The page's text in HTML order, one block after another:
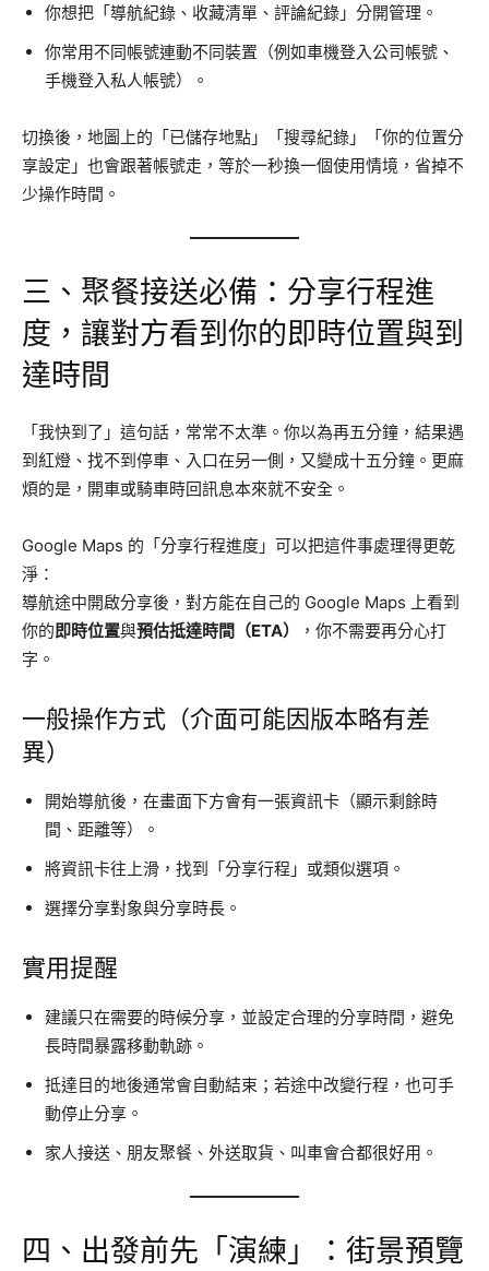
你想把「導航紀錄、收藏清單、評論紀錄」分開管理。
你常用不同帳號連動不同裝置（例如車機登入公司帳號、
手機登入私人帳號）。
切換後，地圖上的「已儲存地點」「搜尋紀錄」「你的位置分
享設定」也會跟著帳號走，等於一秒換一個使用情境，省掉不
少操作時間。
三、聚餐接送必備：分享行程進
度，讓對方看到你的即時位置與到
達時間
「我快到了」這句話，常常不太準。你以為再五分鐘，結果遇
到紅燈、找不到停車、入口在另一側，又變成十五分鐘。更麻
煩的是，開車或騎車時回訊息本來就不安全。
Google Maps 的「分享行程進度」可以把這件事處理得更乾
淨：
導航途中開啟分享後，對方能在自己的 Google Maps 上看到
你的即時位置與預估抵達時間（ETA）
，你不需要再分心打
字。
一般操作方式（介面可能因版本略有差
異）
開始導航後，在畫面下方會有一張資訊卡（顯示剩餘時
間、距離等）。
將資訊卡往上滑，找到「分享行程」或類似選項。
選擇分享對象與分享時長。
實用提醒
建議只在需要的時候分享，並設定合理的分享時間，避免
長時間暴露移動軌跡。
抵達目的地後通常會自動結束；若途中改變行程，也可手
動停止分享。
家人接送、朋友聚餐、外送取貨、叫車會合都很好用。
四、出發前先「演練」：街景預覽